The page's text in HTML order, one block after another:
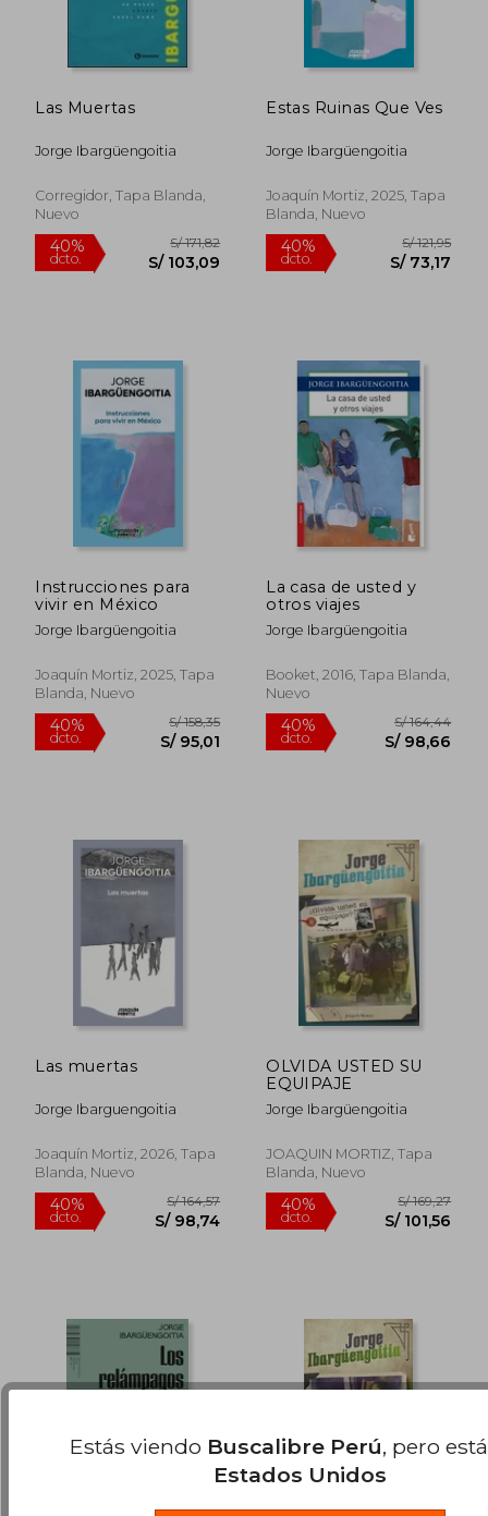
55% S/ 129,99 55%
40%
dcto. S/ 88,46
55%
dcto.
Las Muertas
Jorge Ibargüengoitia
Corregidor, Tapa Blanda,
Nuevo
dcto. S/ 103,09
Estas Ruinas Que Ves
Jorge Ibargüengoitia
Joaquín Mortiz, 2025, Tapa
Blanda, Nuevo
dcto.
Instrucciones para
vivir en México
Jorge Ibargüengoitia
Joaquín Mortiz, 2025, Tapa
Blanda, Nuevo
La casa de usted y
otros viajes
Jorge Ibargüengoitia
Booket, 2016, Tapa Blanda,
Nuevo
Las muertas
Jorge Ibarguengoitia
Joaquín Mortiz, 2026, Tapa
Blanda, Nuevo
OLVIDA USTED SU
EQUIPAJE
Jorge Ibargüengoitia
JOAQUIN MORTIZ, Tapa
Blanda, Nuevo
Estás viendo Buscalibre Perú, pero
Estados Unidos